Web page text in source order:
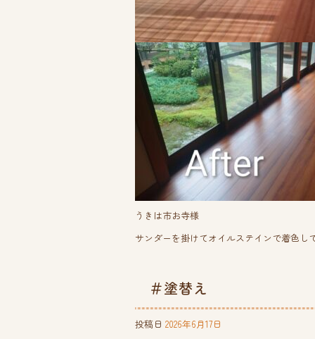
うきは市お寺様
サンダーを掛けてオイルステインで着色し
＃塗替え
投稿日 2026年6月17日